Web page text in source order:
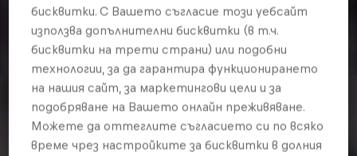
бисквитки. С Вашето съгласие този уебсайт
използва допълнителни бисквитки (в т.ч.
бисквитки на трети страни) или подобни
технологии, за да гарантира функционирането
на нашия сайт, за маркетингови цели и за
подобряване на Вашето онлайн преживяване.
Можете да оттеглите съгласието си по всяко
време чрез настройките за бисквитки в долния